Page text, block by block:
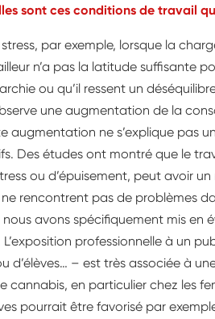
sont ces conditions de travail
par exemple, lorsque la
n’a pas la latitude suffisante
ou qu’il ressent un
une augmentation de la
augmentation ne s’explique pas
Des études ont montré que le
ou d’épuisement, peut avoir
rencontrent pas de problèmes
avons spécifiquement mis en
professionnelle à un
d’élèves… – est très associée à
cannabis, en particulier chez les
pourrait être favorisé par